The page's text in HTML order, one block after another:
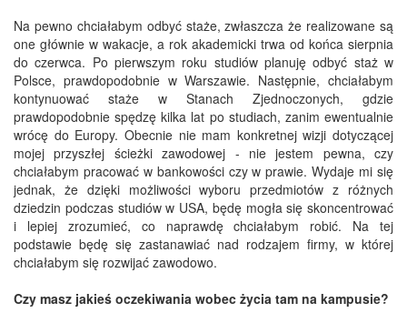
Na pewno chciałabym odbyć staże, zwłaszcza że realizowane są
one głównie w wakacje, a rok akademicki trwa od końca sierpnia
do czerwca. Po pierwszym roku studiów planuję odbyć staż w
Polsce, prawdopodobnie w Warszawie. Następnie, chciałabym
kontynuować staże w Stanach Zjednoczonych, gdzie
prawdopodobnie spędzę kilka lat po studiach, zanim ewentualnie
wrócę do Europy. Obecnie nie mam konkretnej wizji dotyczącej
mojej przyszłej ścieżki zawodowej - nie jestem pewna, czy
chciałabym pracować w bankowości czy w prawie. Wydaje mi się
jednak, że dzięki możliwości wyboru przedmiotów z różnych
dziedzin podczas studiów w USA, będę mogła się skoncentrować
i lepiej zrozumieć, co naprawdę chciałabym robić. Na tej
podstawie będę się zastanawiać nad rodzajem firmy, w której
chciałabym się rozwijać zawodowo.
Czy masz jakieś oczekiwania wobec życia tam na kampusie?